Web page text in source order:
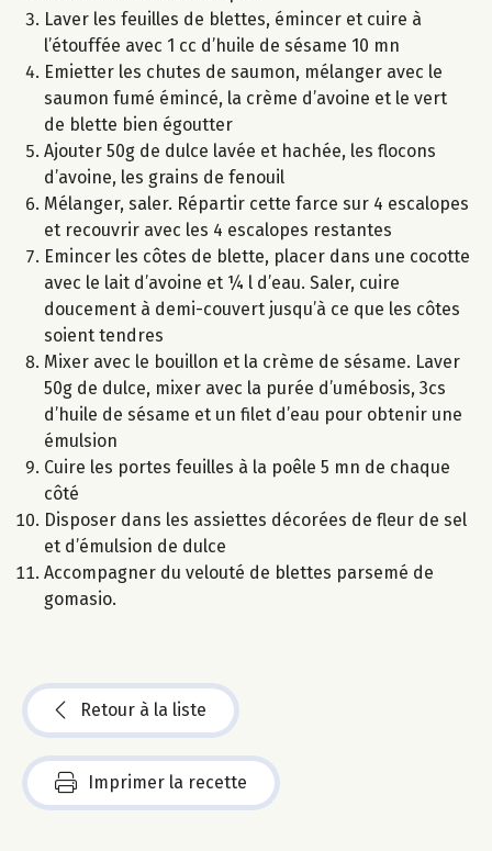
Laver les feuilles de blettes, émincer et cuire à
l’étouffée avec 1 cc d’huile de sésame 10 mn
Emietter les chutes de saumon, mélanger avec le
saumon fumé émincé, la crème d’avoine et le vert
de blette bien égoutter
Ajouter 50g de dulce lavée et hachée, les flocons
d’avoine, les grains de fenouil
Mélanger, saler. Répartir cette farce sur 4 escalopes
et recouvrir avec les 4 escalopes restantes
Emincer les côtes de blette, placer dans une cocotte
avec le lait d’avoine et ¼ l d’eau. Saler, cuire
doucement à demi-couvert jusqu’à ce que les côtes
soient tendres
Mixer avec le bouillon et la crème de sésame. Laver
50g de dulce, mixer avec la purée d’umébosis, 3cs
d’huile de sésame et un filet d’eau pour obtenir une
émulsion
Cuire les portes feuilles à la poêle 5 mn de chaque
côté
Disposer dans les assiettes décorées de fleur de sel
et d’émulsion de dulce
Accompagner du velouté de blettes parsemé de
gomasio.
Retour à la liste
Imprimer la recette